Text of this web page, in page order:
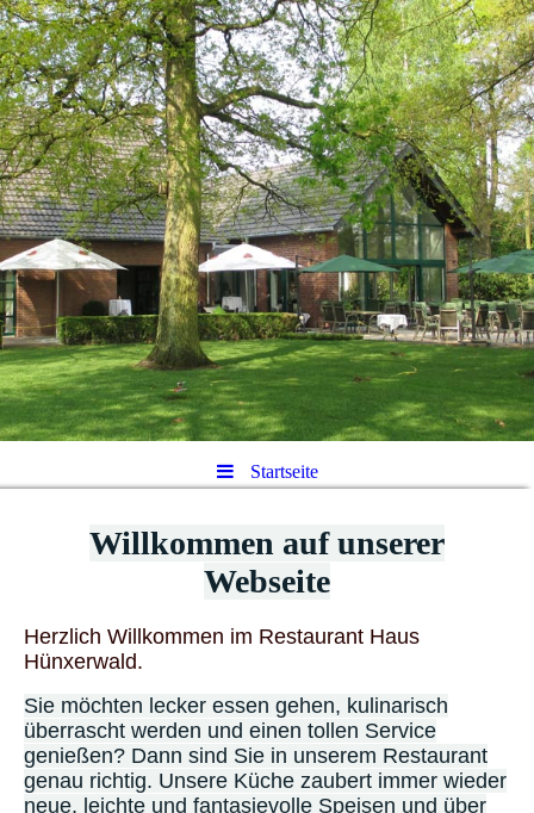
Startseite
Willkommen auf unserer
Webseite
Herzlich Willkommen im Restaurant Haus
Hünxerwald.
Sie möchten lecker essen gehen, kulinarisch
überrascht werden und einen tollen Service
genießen? Dann sind Sie in unserem Restaurant
genau richtig. Unsere Küche zaubert immer wieder
neue, leichte und fantasievolle Speisen und über